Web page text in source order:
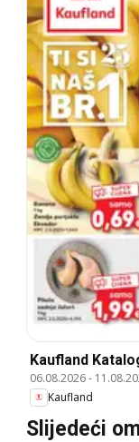
Kaufland
06.08.2026-
Kaufland
Slijedeći